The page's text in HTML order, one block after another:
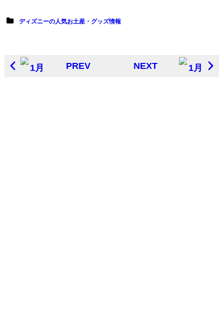
ディズニーの人気お土産・グッズ情報
PREV NEXT